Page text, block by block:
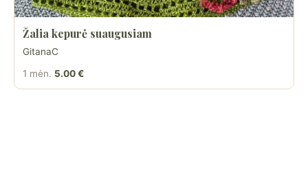
Žalia kepurė suaugusiam
GitanaC
1 mėn. 5.00 €